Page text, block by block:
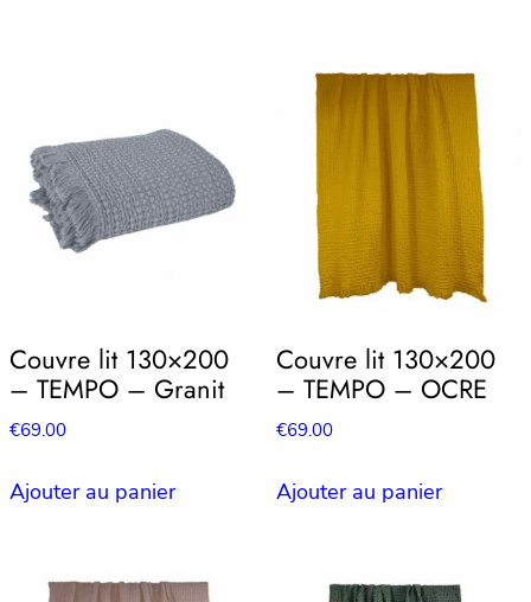
Couvre lit 130×200
– TEMPO – Granit
€69.00
Ajouter au panier
Couvre lit 130×200
– TEMPO – OCRE
€69.00
Ajouter au panier